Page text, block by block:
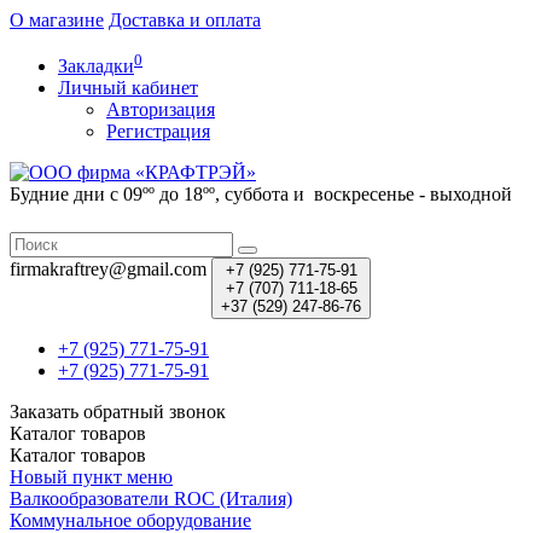
О магазине Доставка и оплата
Закладки0
Личный кабинет
Авторизация
Регистрация
Будние дни с 09ºº до 18ºº, суббота и воскресенье - выходной
firmakraftrey@gmail.com
+7 (925) 771-75-91
+7 (707) 711-18-65
+37 (529) 247-86-76
+7 (925) 771-75-91
+7 (925) 771-75-91
Заказать обратный звонок
Каталог товаров
Каталог товаров
Новый пункт меню
Валкообразователи ROC (Италия)
Коммунальное оборудование